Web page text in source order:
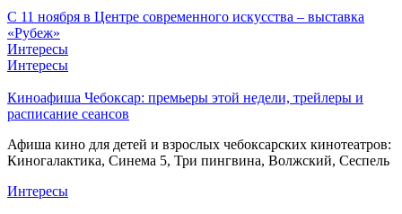
С 11 ноября в Центре современного искусства – выставка
«Рубеж»
Интересы
Интересы
Киноафиша Чебоксар: премьеры этой недели, трейлеры и
расписание сеансов
Афиша кино для детей и взрослых чебоксарских кинотеатров:
Киногалактика, Синема 5, Три пингвина, Волжский, Сеспель
Интересы